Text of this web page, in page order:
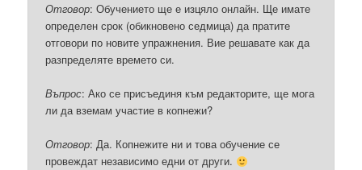
Отговор: Обучението ще е изцяло онлайн. Ще имате
определен срок (обикновено седмица) да пратите
отговори по новите упражнения. Вие решавате как да
разпределяте времето си.
Въпрос: Ако се присъединя към редакторите, ще мога
ли да вземам участие в копнежи?
Отговор: Да. Копнежите ни и това обучение се
провеждат независимо едни от други.